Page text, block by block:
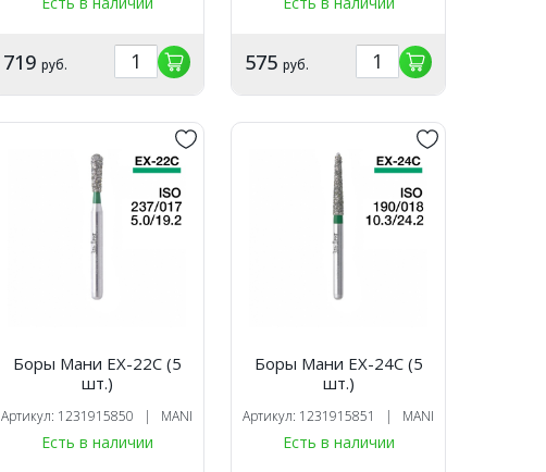
719 руб. 575 руб.
Боры Мани EX-22C (5
шт.)
Артикул: 1231915850 | MANI
Есть в наличии
Боры Мани EX-24C (5
шт.)
Артикул: 1231915851 | MANI
Есть в наличии